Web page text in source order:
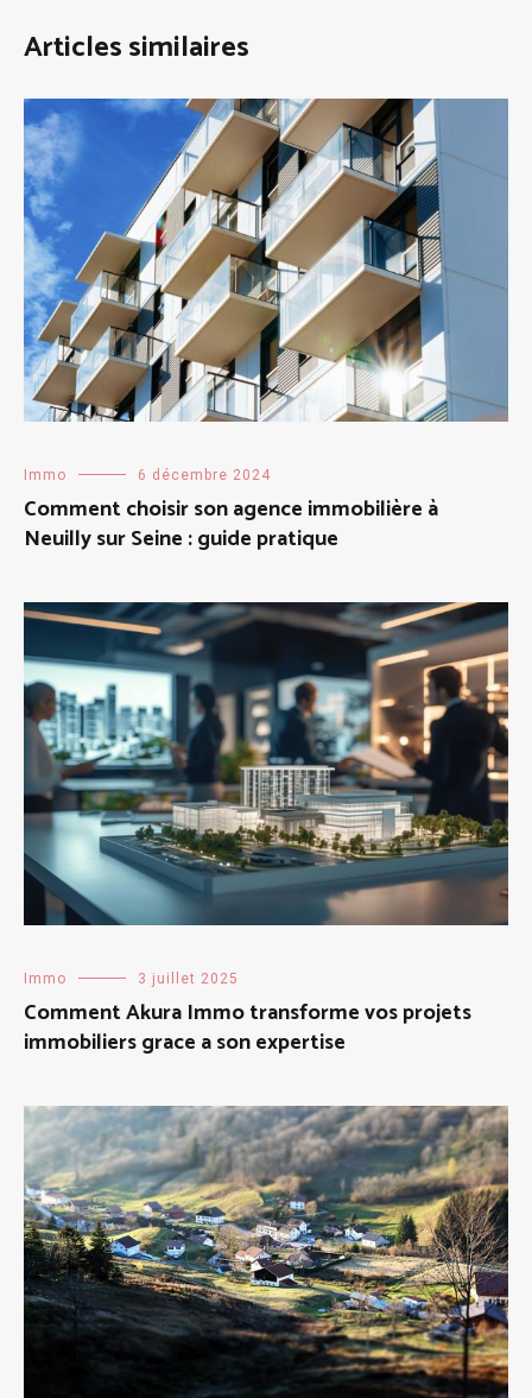
Articles similaires
Immo 6 décembre 2024
Comment choisir son agence immobilière à
Neuilly sur Seine : guide pratique
Immo 3 juillet 2025
Comment Akura Immo transforme vos projets
immobiliers grace a son expertise